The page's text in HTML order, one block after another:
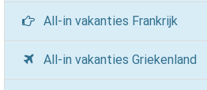
All-in vakanties Frankrijk
All-in vakanties Griekenland